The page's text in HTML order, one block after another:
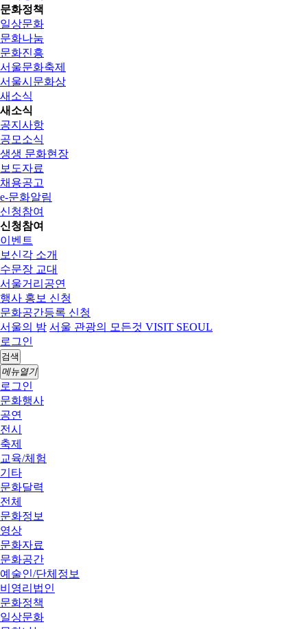
문화정책
일상문화
문화나눔
문화진흥
서울문화축제
서울시문화상
새소식
새소식
공지사항
공모소식
생생 문화현장
보도자료
채용공고
e-문화알림
신청참여
신청참여
이벤트
보신각 소개
수문장 교대
서울거리공연
행사 홍보 신청
문화공간등록 신청
서울의 밤 서울 관광의 모든것 VISIT SEOUL
로그인
검색
메뉴열기
로그인
문화행사
공연
전시
축제
교육/체험
기타
문화달력
전체
문화정보
영상
문화자료
문화공간
예술인/단체정보
비영리법인
문화정책
일상문화